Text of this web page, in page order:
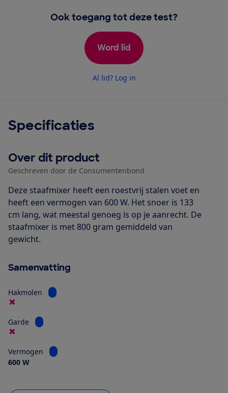
Ook toegang tot deze test?
Word lid
Al lid? Log in
Specificaties
Over dit product
Geschreven door de Consumentenbond
Deze staafmixer heeft een roestvrij stalen voet en
heeft een vermogen van 600 W. Het snoer is 133
cm lang, wat meestal genoeg is op je aanrecht. De
staafmixer is met 800 gram gemiddeld van
gewicht.
Samenvatting
Hakmolen Bekijk informatie voor Hakmolen
Garde Bekijk informatie voor Garde
Vermogen
Bekijk informatie voor Vermogen
600 W